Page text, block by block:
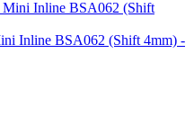
Inline BSA062 (Shift 4mm) -